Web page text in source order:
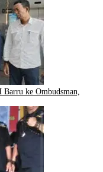
ke Ombudsman,